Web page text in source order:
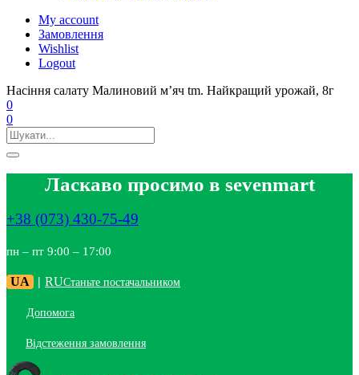
My account
Замовлення
Wishlist
Logout
Насіння салату Малиновий м’яч tm. Найкращий урожай, 8г
0
0
Ласкаво просимо в sevenmart
+38 (073) 430-75-49
пн – пт 9:00 – 17:00
UA | RUСтаньте постачальником
Допомога
Відстеження замовлення